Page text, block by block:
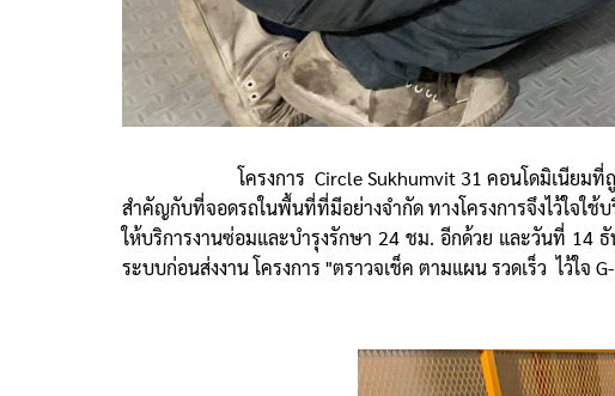
โครงการ Circle Sukhumvit 31 คอนโดมิเนียมที่ถูกพัฒน
สำคัญกับที่จอดรถในพื้นที่ที่มีอย่างจำกัด ทางโครงการจึงไว้ใจใช้
ให้บริการงานซ่อมและบำรุงรักษา 24 ชม. อีกด้วย และวันที่ 14 ธั
ระบบก่อนส่งงาน โครงการ "ตราวจเช็ค ตามแผน รวดเร็ว ไว้ใจ G-